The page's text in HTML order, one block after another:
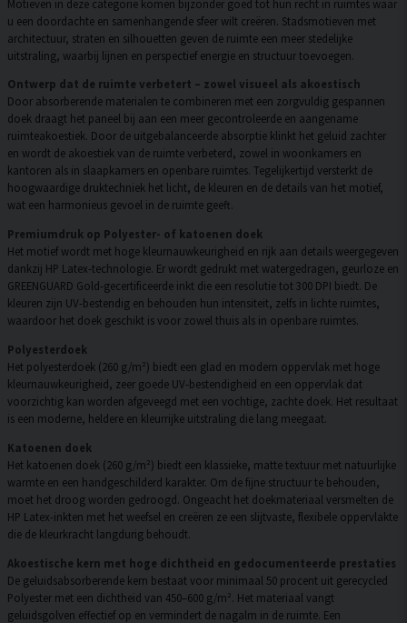
Motieven in deze categorie komen bijzonder goed tot hun recht in ruimtes waar
u een doordachte en samenhangende sfeer wilt creëren. Stadsmotieven met
architectuur, straten en silhouetten geven de ruimte een meer stedelijke
uitstraling, waarbij lijnen en perspectief energie en structuur toevoegen.
Ontwerp dat de ruimte verbetert – zowel visueel als akoestisch
Door absorberende materialen te combineren met een zorgvuldig gespannen
doek draagt het paneel bij aan een meer gecontroleerde en aangename
ruimteakoestiek. Door de uitgebalanceerde absorptie klinkt het geluid zachter
en wordt de akoestiek van de ruimte verbeterd, zowel in woonkamers en
kantoren als in slaapkamers en openbare ruimtes. Tegelijkertijd versterkt de
hoogwaardige druktechniek het licht, de kleuren en de details van het motief,
wat een harmonieus gevoel in de ruimte geeft.
Premiumdruk op Polyester- of katoenen doek
Het motief wordt met hoge kleurnauwkeurigheid en rijk aan details weergegeven
dankzij HP Latex-technologie. Er wordt gedrukt met watergedragen, geurloze en
GREENGUARD Gold-gecertificeerde inkt die een resolutie tot 300 DPI biedt. De
kleuren zijn UV-bestendig en behouden hun intensiteit, zelfs in lichte ruimtes,
waardoor het doek geschikt is voor zowel thuis als in openbare ruimtes.
Polyesterdoek
Het polyesterdoek (260 g/m²) biedt een glad en modern oppervlak met hoge
kleurnauwkeurigheid, zeer goede UV-bestendigheid en een oppervlak dat
voorzichtig kan worden afgeveegd met een vochtige, zachte doek. Het resultaat
is een moderne, heldere en kleurrijke uitstraling die lang meegaat.
Katoenen doek
Het katoenen doek (260 g/m²) biedt een klassieke, matte textuur met natuurlijke
warmte en een handgeschilderd karakter. Om de fijne structuur te behouden,
moet het droog worden gedroogd. Ongeacht het doekmateriaal versmelten de
HP Latex-inkten met het weefsel en creëren ze een slijtvaste, flexibele oppervlakte
die de kleurkracht langdurig behoudt.
Akoestische kern met hoge dichtheid en gedocumenteerde prestaties
De geluidsabsorberende kern bestaat voor minimaal 50 procent uit gerecycled
Polyester met een dichtheid van 450–600 g/m². Het materiaal vangt
geluidsgolven effectief op en vermindert de nagalm in de ruimte. Een